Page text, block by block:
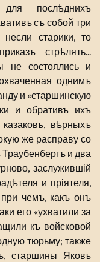
для послѣднихъ
съ собой три
старики, то
стрѣлять...
не состоялись и
однимъ
и «старшинскую
и обративъ ихъ
вѣрныхъ
же расправу со
и два
заслужившій
и пріятеля,
чемъ, какъ онъ
его «ухватили за
къ войсковой
тюрьму; также
старшины Яковъ